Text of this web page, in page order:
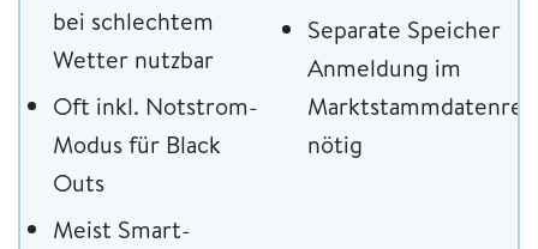
bei schlechtem
Wetter nutzbar
Oft inkl. Notstrom-
Modus für Black
Outs
Meist Smart-
Separate Speicher
Anmeldung im
nötig